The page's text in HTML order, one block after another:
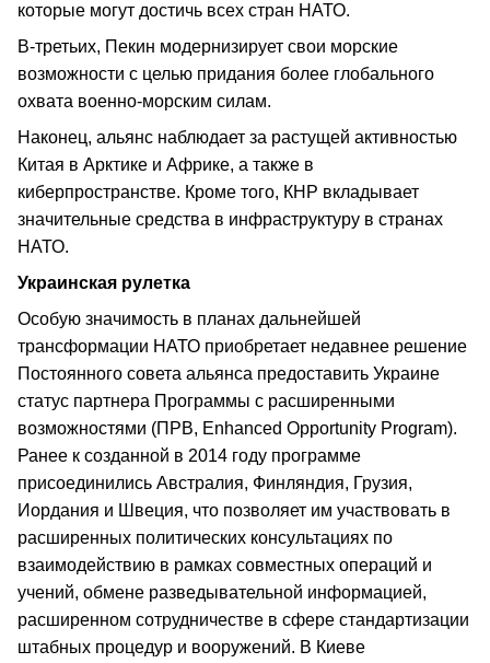
которые могут достичь всех стран НАТО.
В-третьих, Пекин модернизирует свои морские
возможности с целью придания более глобального
охвата военно-морским силам.
Наконец, альянс наблюдает за растущей активностью
Китая в Арктике и Африке, а также в
киберпространстве. Кроме того, КНР вкладывает
значительные средства в инфраструктуру в странах
НАТО.
Украинская рулетка
Особую значимость в планах дальнейшей
трансформации НАТО приобретает недавнее решение
Постоянного совета альянса предоставить Украине
статус партнера Программы с расширенными
возможностями (ПРВ, Enhanced Opportunity Program).
Ранее к созданной в 2014 году программе
присоединились Австралия, Финляндия, Грузия,
Иордания и Швеция, что позволяет им участвовать в
расширенных политических консультациях по
взаимодействию в рамках совместных операций и
учений, обмене разведывательной информацией,
расширенном сотрудничестве в сфере стандартизации
штабных процедур и вооружений. В Киеве